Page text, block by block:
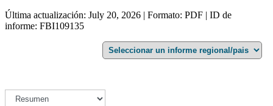
Última actualización: July 20, 2026 | Formato: PDF | ID de
informe: FBI109135